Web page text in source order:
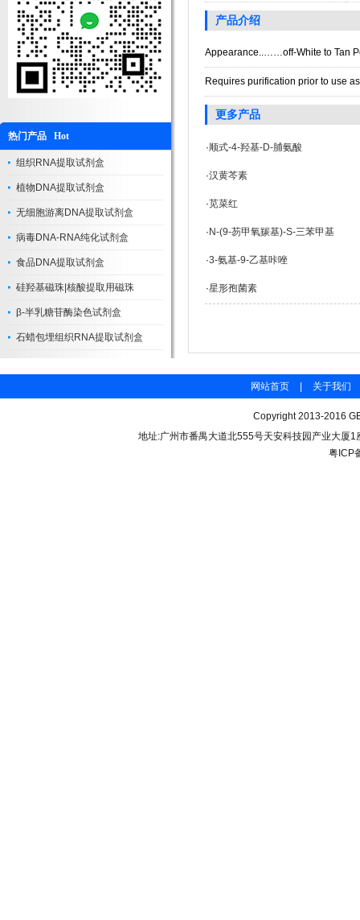
热门产品 Hot
组织RNA提取试剂盒
植物DNA提取试剂盒
无细胞游离DNA提取试剂盒
病毒DNA-RNA纯化试剂盒
食品DNA提取试剂盒
硅羟基磁珠|核酸提取用磁珠
β-半乳糖苷酶染色试剂盒
石蜡包埋组织RNA提取试剂盒
产品介绍
Appearance..……off-White to Tan
Requires purification prior to use
更多产品
·顺式-4-羟基-D-脯氨酸
·汉黄芩素
·苋菜红
· N-(9-芴甲氧羰基)-S-三苯甲基
·3-氨基-9-乙基咔唑
·星形孢菌素
网站首页 关于我们
Copyright 2013-2016
地址:广州市番禺大道北555号天安科技园产业大厦
粤ICP